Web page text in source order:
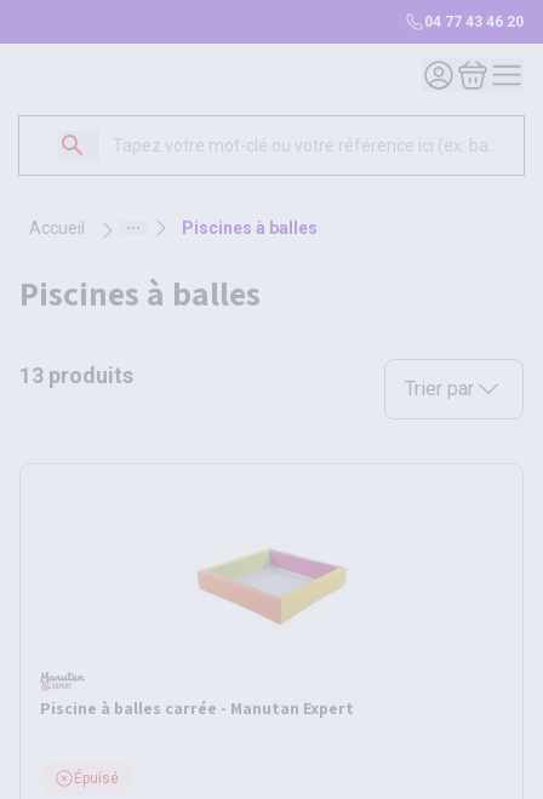
04 77 43 46 20
Mon compte
Mon
accueil piscines à balles
piscines à balles
13 produits
Trier par
Piscine à balles carrée - Manutan Expert
Épuisé